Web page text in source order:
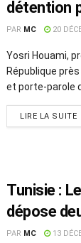
détention
construire
PAR MC 20
Yosri Houami,
République
et porte-parole
LIRE LA SUITE
Tunisie :
dépose
corruption
PAR MC 13